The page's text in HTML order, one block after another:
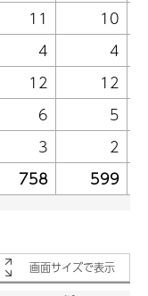
11
10
4
4
12
12
6
5
3
2
758 599
画面サイズで表示